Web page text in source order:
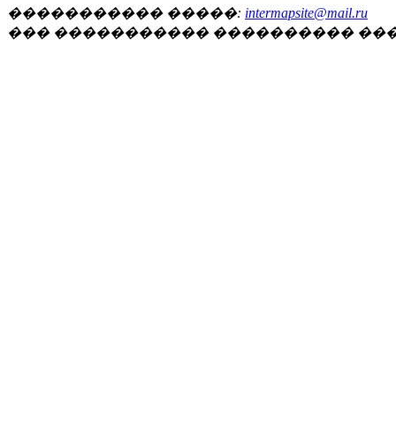
����������� �����: intermapsite@mail.ru
��� ����������� ����������